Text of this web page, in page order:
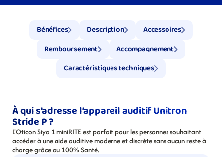
Bénéfices Description
Accessoires
Remboursement
Accompagnement
Caractéristiques techniques
À qui s’adresse l’appareil auditif Unitron
Stride P ?
L'Oticon Siya 1 miniRITE est parfait pour les personnes souhaitant
accéder à une aide auditive moderne et discrète sans aucun reste à
charge grâce au 100% Santé.